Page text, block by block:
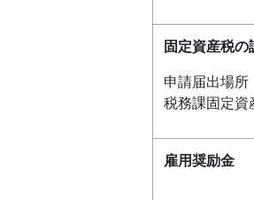
固定資産税の
申請届出場所
税務課固定資
雇用奨励金